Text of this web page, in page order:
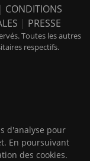
| CONDITIONS
| PRESSE
Toutes les autres
respectifs.
d'analyse pour
En poursuivant
des cookies.